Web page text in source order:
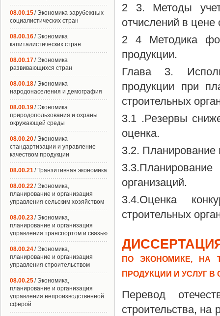
2 3. Методы
отчислений в цене
2 4 Методика
продукции.
Глава 3.
продукции при
строительных
3.1 .Резервы
оценка.
3.2. Планирование
организаций.
3.4.Оценка
строительных
ПО ЭКОНОМИКЕ, НА
ПРОДУКЦИИ И УСЛУГ
Перевод
строительства, на
08.00.15/ Экономика зарубежных
социалистических стран
08.00.16/ Экономика
капиталистических стран
08.00.17/ Экономика
развивающихся стран
08.00.18/ Экономика
народонаселения и демография
08.00.19/ Экономика
природопользования и охраны
окружающей среды
08.00.20/ Экономика
стандартизации и управление
качеством продукции
08.00.21/ Транзитивная экономика
08.00.22/ Экономика,
планирование и организация
управления сельским хозяйством
08.00.23/ Экономика,
планирование и организация
управления транспортом и связью
08.00.24/ Экономика,
планирование и организация
управления строительством
08.00.25/ Экономика,
планирование и организация
управления непроизводственной
сферой